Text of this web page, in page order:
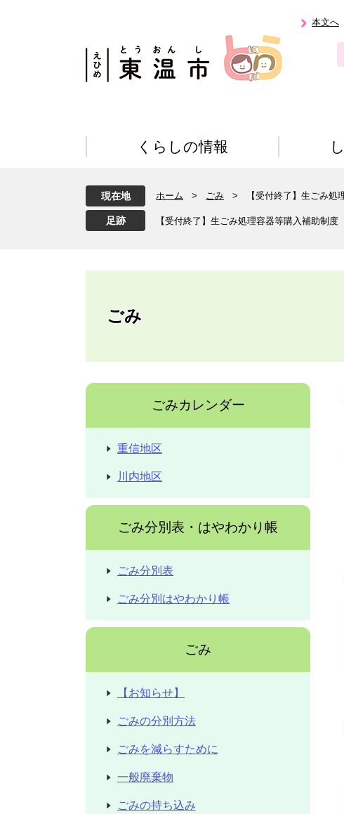
本文へ
くらしの情報
現在地 ホーム > ごみ > 【受付終了】生ごみ処
【受付終了】生ごみ処理容器等購入補助制度
ごみ
ごみカレンダー
重信地区
川内地区
ごみ分別表・はやわかり帳
ごみ分別表
ごみ分別はやわかり帳
ごみ
【お知らせ】
ごみの分別方法
ごみを減らすために
一般廃棄物
ごみの持ち込み